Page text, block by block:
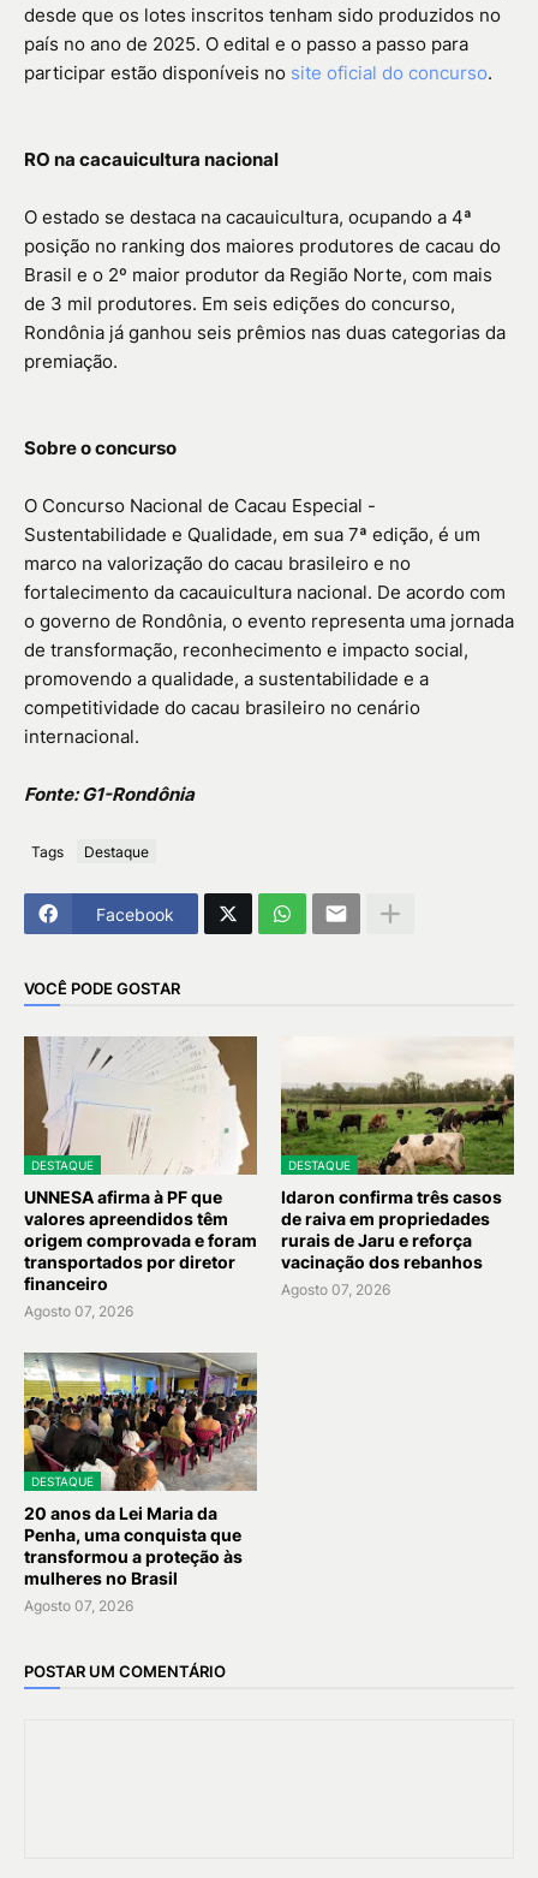
desde que os lotes inscritos tenham sido produzidos no
país no ano de 2025. O edital e o passo a passo para
participar estão disponíveis no site oficial do concurso.
RO na cacauicultura nacional
O estado se destaca na cacauicultura, ocupando a 4ª
posição no ranking dos maiores produtores de cacau do
Brasil e o 2º maior produtor da Região Norte, com mais
de 3 mil produtores. Em seis edições do concurso,
Rondônia já ganhou seis prêmios nas duas categorias da
premiação.
Sobre o concurso
O Concurso Nacional de Cacau Especial -
Sustentabilidade e Qualidade, em sua 7ª edição, é um
marco na valorização do cacau brasileiro e no
fortalecimento da cacauicultura nacional. De acordo com
o governo de Rondônia, o evento representa uma jornada
de transformação, reconhecimento e impacto social,
promovendo a qualidade, a sustentabilidade e a
competitividade do cacau brasileiro no cenário
internacional.
Fonte: G1-Rondônia
Tags Destaque
Facebook
VOCÊ PODE GOSTAR
DESTAQUE
UNNESA afirma à PF que
valores apreendidos têm
origem comprovada e foram
transportados por diretor
financeiro
Agosto 07, 2026
DESTAQUE
Idaron confirma três casos
de raiva em propriedades
rurais de Jaru e reforça
vacinação dos rebanhos
Agosto 07, 2026
DESTAQUE
20 anos da Lei Maria da
Penha, uma conquista que
transformou a proteção às
mulheres no Brasil
Agosto 07, 2026
POSTAR UM COMENTÁRIO